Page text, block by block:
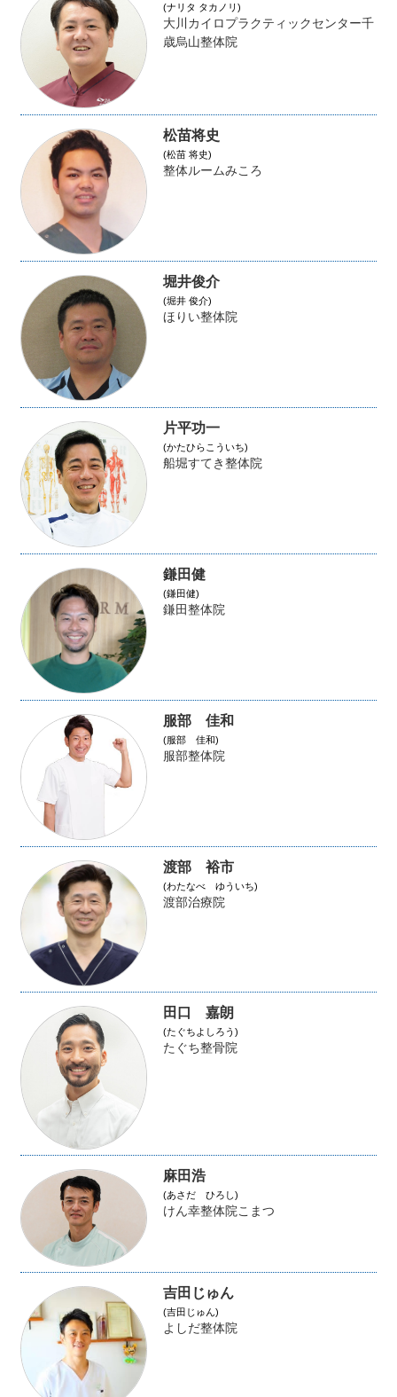
(ナリタ タカノリ)
大川カイロプラクティックセンター千
歳烏山整体院
松苗将史
(松苗 将史)
整体ルームみころ
堀井俊介
(堀井 俊介)
ほりい整体院
片平功一
(かたひらこういち)
船堀すてき整体院
鎌田健
(鎌田健)
鎌田整体院
服部 佳和
(服部 佳和)
服部整体院
渡部 裕市
(わたなべ ゆういち)
渡部治療院
田口 嘉朗
(たぐちよしろう)
たぐち整骨院
麻田浩
(あさだ ひろし)
けん幸整体院こまつ
吉田じゅん
(吉田じゅん)
よしだ整体院